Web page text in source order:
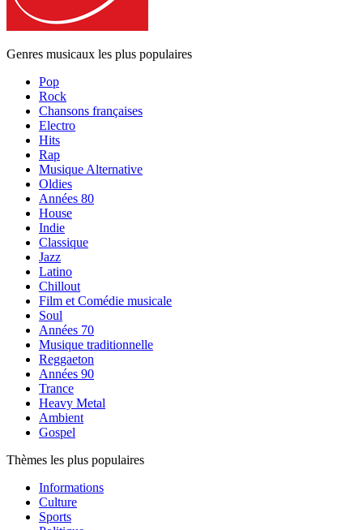
Genres musicaux les plus populaires
Pop
Rock
Chansons françaises
Electro
Hits
Rap
Musique Alternative
Oldies
Années 80
House
Indie
Classique
Jazz
Latino
Chillout
Film et Comédie musicale
Soul
Années 70
Musique traditionnelle
Reggaeton
Années 90
Trance
Heavy Metal
Ambient
Gospel
Thèmes les plus populaires
Informations
Culture
Sports